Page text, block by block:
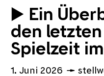
▶️ Ein
den
Spielzeit
1. Juni 2026